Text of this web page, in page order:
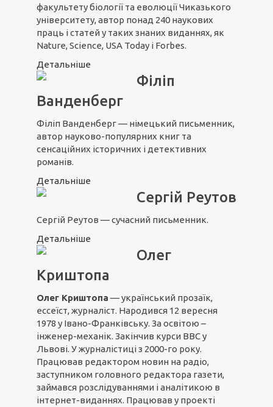
факультету біології та еволюції Чиказького
університету, автор понад 240 наукових
праць і статей у таких знаних виданнях, як
Nature, Science, USA Today і Forbes.
Детальніше
Філіп
Ванденберг
Філіп Ванденберг — німецький письменник,
автор науково-популярних книг та
сенсаційних історичних і детективних
романів.
Детальніше
Сергій Реутов
Сергій Реутов — сучасний письменник.
Детальніше
Олег
Криштопа
Олег Криштопа — український прозаїк,
ессеїст, журналіст. Народився 12 вересня
1978 у Івано-Франківську. За освітою –
інженер-механік. Закінчив курси ВВС у
Львові. У журналістиці з 2000-го року.
Працював редактором новин на радіо,
заступником головного редактора газети,
займався розслідуваннями і аналітикою в
інтернет-виданнях. Працював у проекті